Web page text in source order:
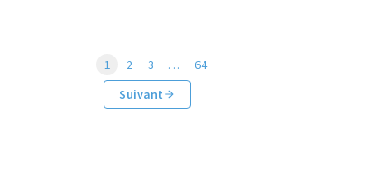
1 2 3 …
64
Suivant